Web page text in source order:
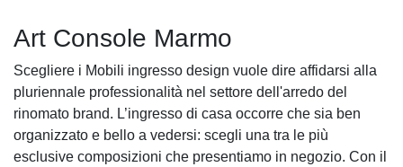
Art Console Marmo
Scegliere i Mobili ingresso design vuole dire affidarsi alla
pluriennale professionalità nel settore dell'arredo del
rinomato brand. L’ingresso di casa occorre che sia ben
organizzato e bello a vedersi: scegli una tra le più
esclusive composizioni che presentiamo in negozio. Con il